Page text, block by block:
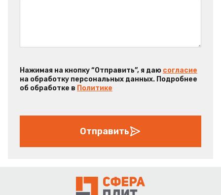
Нажимая на кнопку “Отправить”, я даю согласие
на обработку персональных данных. Подробнее
об обработке в Политике
Отправить